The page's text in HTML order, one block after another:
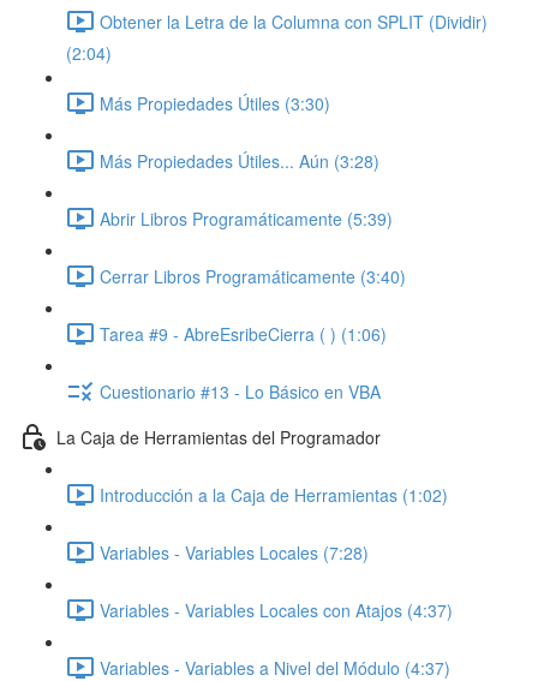
Obtener la Letra de la Columna con SPLIT (Dividir)
(2:04)
Más Propiedades Útiles (3:30)
Más Propiedades Útiles... Aún (3:28)
Abrir Libros Programáticamente (5:39)
Cerrar Libros Programáticamente (3:40)
Tarea #9 - AbreEsribeCierra ( ) (1:06)
Cuestionario #13 - Lo Básico en VBA
La Caja de Herramientas del Programador
Introducción a la Caja de Herramientas (1:02)
Variables - Variables Locales (7:28)
Variables - Variables Locales con Atajos (4:37)
Variables - Variables a Nivel del Módulo (4:37)